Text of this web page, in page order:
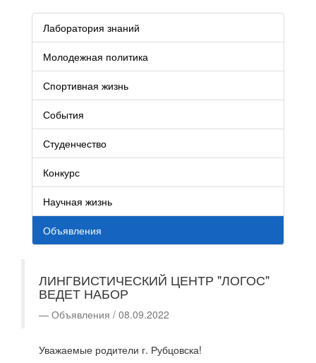
Лаборатория знаний
Молодежная политика
Спортивная жизнь
События
Студенчество
Конкурс
Научная жизнь
Объявления
ЛИНГВИСТИЧЕСКИЙ ЦЕНТР "ЛОГОС"
ВЕДЕТ НАБОР
Объявления / 08.09.2022
Уважаемые родители г. Рубцовска!